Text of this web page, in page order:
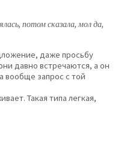
потом сказала, мол да,
даже просьбу
давно встречаются, а он
вообще запрос с той
Такая типа легкая,